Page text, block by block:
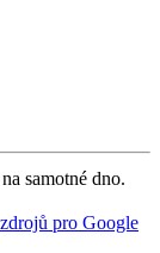
samotné dno.
pro Google